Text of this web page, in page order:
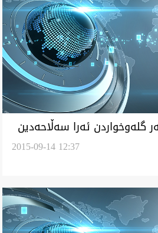
گله‌وخواردن ئه‌را سه‌ڵاحه‌دين
2015-09-14 12:37